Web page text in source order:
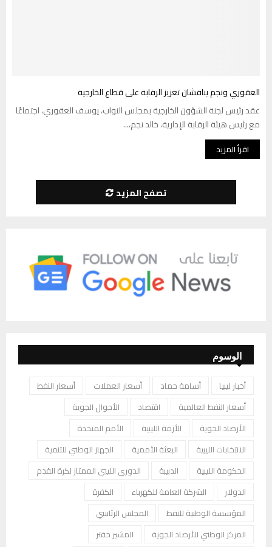
العقوري ونجم يناقشان تعزيز الرقابة على قطاع الخارجية
عقد رئيس لجنة الشؤون الخارجية بمجلس النواب، يوسف العقوري، اجتماعًا
مع رئيس هيئة الرقابة الإدارية، خالد نجم،...
اقرأ المزيد
تصفح المزيد
الوسوم
أخبار ليبيا أسامة حماد أسعار العملات
أسعار النفط
أسعار النفط العالمية
اقتصاد
الأحوال الجوية
الأرصاد الجوية
الأزمة الليبية
الأمم المتحدة
الانتخابات الليبية
البعثة الأممية
الجهاز الوطني للتنمية
الحكومة الليبية
الدبيبة
الدوري الليبي الممتاز لكرة القدم
الدولار
الشركة العامة للكهرباء
الكفرة
المؤسسة الوطنية للنفط
المجلس الرئاسي
المركز الوطني للأرصاد الجوية
المشير حفتر